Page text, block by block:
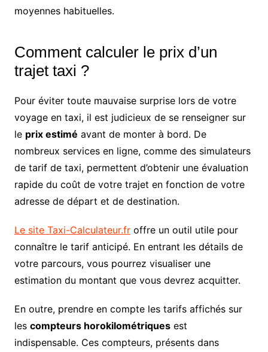
moyennes habituelles.
Comment calculer le prix d’un
trajet taxi ?
Pour éviter toute mauvaise surprise lors de votre
voyage en taxi, il est judicieux de se renseigner sur
le prix estimé avant de monter à bord. De
nombreux services en ligne, comme des simulateurs
de tarif de taxi, permettent d’obtenir une évaluation
rapide du coût de votre trajet en fonction de votre
adresse de départ et de destination.
Le site Taxi-Calculateur.froffre un outil utile pour
connaître le tarif anticipé. En entrant les détails de
votre parcours, vous pourrez visualiser une
estimation du montant que vous devrez acquitter.
En outre, prendre en compte les tarifs affichés sur
les compteurs horokilométriquesest
indispensable. Ces compteurs, présents dans